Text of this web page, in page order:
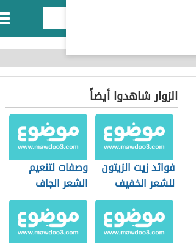
الزوار شاهدوا أيضاً
فوائد زيت الزيتون
للشعر الخفيف
وصفات لتنعيم
الشعر الجاف